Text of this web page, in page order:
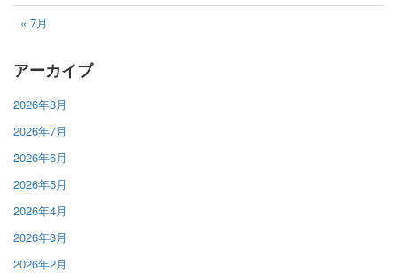
« 7月
アーカイブ
2026年8月
2026年7月
2026年6月
2026年5月
2026年4月
2026年3月
2026年2月